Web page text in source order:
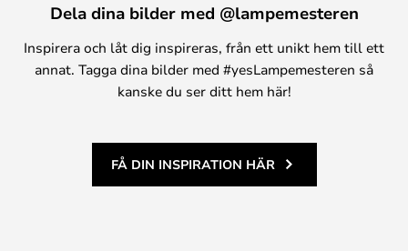
Dela dina bilder med @lampemesteren
Inspirera och låt dig inspireras, från ett unikt hem till ett
annat. Tagga dina bilder med #yesLampemesteren så
kanske du ser ditt hem här!
FÅ DIN INSPIRATION HÄR